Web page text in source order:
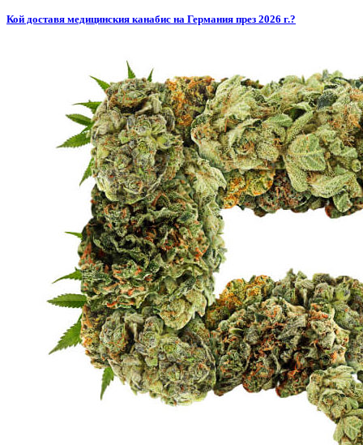
Кой доставя медицинския канабис на Германия през 2026 г.?